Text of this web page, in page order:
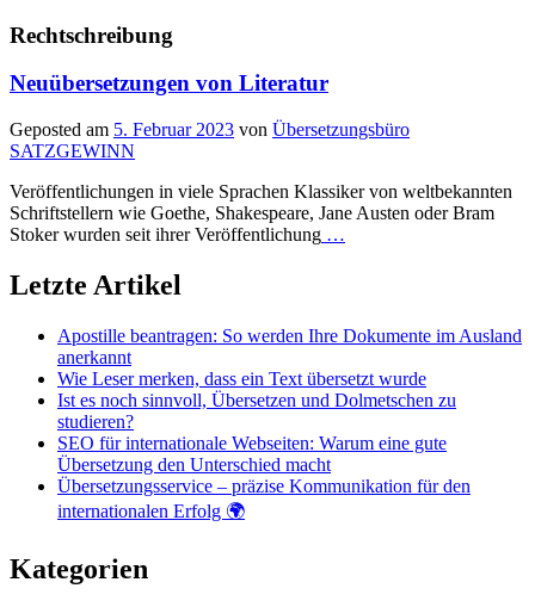
Rechtschreibung
Neuübersetzungen von Literatur
Geposted am 5. Februar 2023 von Übersetzungsbüro
SATZGEWINN
Veröffentlichungen in viele Sprachen Klassiker von weltbekannten
Schriftstellern wie Goethe, Shakespeare, Jane Austen oder Bram
Stoker wurden seit ihrer Veröffentlichung …
Letzte Artikel
Apostille beantragen: So werden Ihre Dokumente im Ausland
anerkannt
Wie Leser merken, dass ein Text übersetzt wurde
Ist es noch sinnvoll, Übersetzen und Dolmetschen zu
studieren?
SEO für internationale Webseiten: Warum eine gute
Übersetzung den Unterschied macht
Übersetzungsservice – präzise Kommunikation für den
internationalen Erfolg 🌍
Kategorien